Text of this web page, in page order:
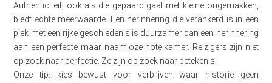
Authenticiteit, ook als die gepaard gaat met kleine ongemakken,
biedt echte meerwaarde. Een herinnering die verankerd is in een
plek met een rijke geschiedenis is duurzamer dan een herinnering
aan een perfecte maar naamloze hotelkamer. Reizigers zijn niet
op zoek naar perfectie. Ze zijn op zoek naar betekenis.
Onze tip: kies bewust voor verblijven waar historie geen